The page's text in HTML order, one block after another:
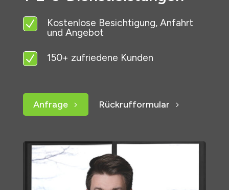
N
Kostenlose Besichtigung, Anfahrt
und Angebot
N 150+ zufriedene Kunden
Anfrage Rückrufformular